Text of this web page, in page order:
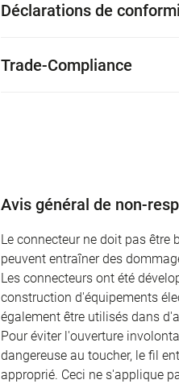
Déclarations de
Trade-Compliance
Avis général de non-
Le connecteur ne doit pas
peuvent entraîner des
Les connecteurs ont été
construction d'équipements
également être utilisés dans
Pour éviter l'ouverture
dangereuse au toucher, le fil
approprié. Ceci ne s'applique